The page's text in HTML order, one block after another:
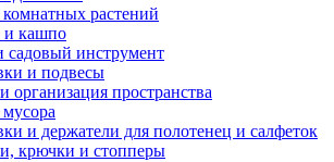
растений
и кашпо
садовый инструмент
и подвесы
организация пространства
и держатели для полотенец и салфеток
крючки и стопперы